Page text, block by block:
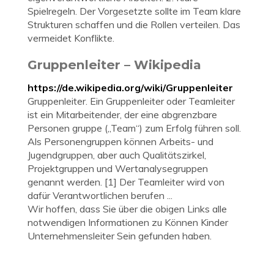
Spielregeln. Der Vorgesetzte sollte im Team klare
Strukturen schaffen und die Rollen verteilen. Das
vermeidet Konflikte.
Gruppenleiter – Wikipedia
https://de.wikipedia.org/wiki/Gruppenleiter
Gruppenleiter. Ein Gruppenleiter oder Teamleiter
ist ein Mitarbeitender, der eine abgrenzbare
Personen gruppe („Team“) zum Erfolg führen soll.
Als Personengruppen können Arbeits- und
Jugendgruppen, aber auch Qualitätszirkel,
Projektgruppen und Wertanalysegruppen
genannt werden. [1] Der Teamleiter wird von
dafür Verantwortlichen berufen ...
Wir hoffen, dass Sie über die obigen Links alle
notwendigen Informationen zu Können Kinder
Unternehmensleiter Sein gefunden haben.